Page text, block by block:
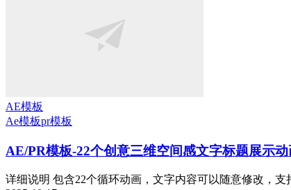
AE模板
Ae模板pr模板
AE/PR模板-22个创意三维空间感文字标题展示动
详细说明 包含22个循环动画，文字内容可以随意修改，支